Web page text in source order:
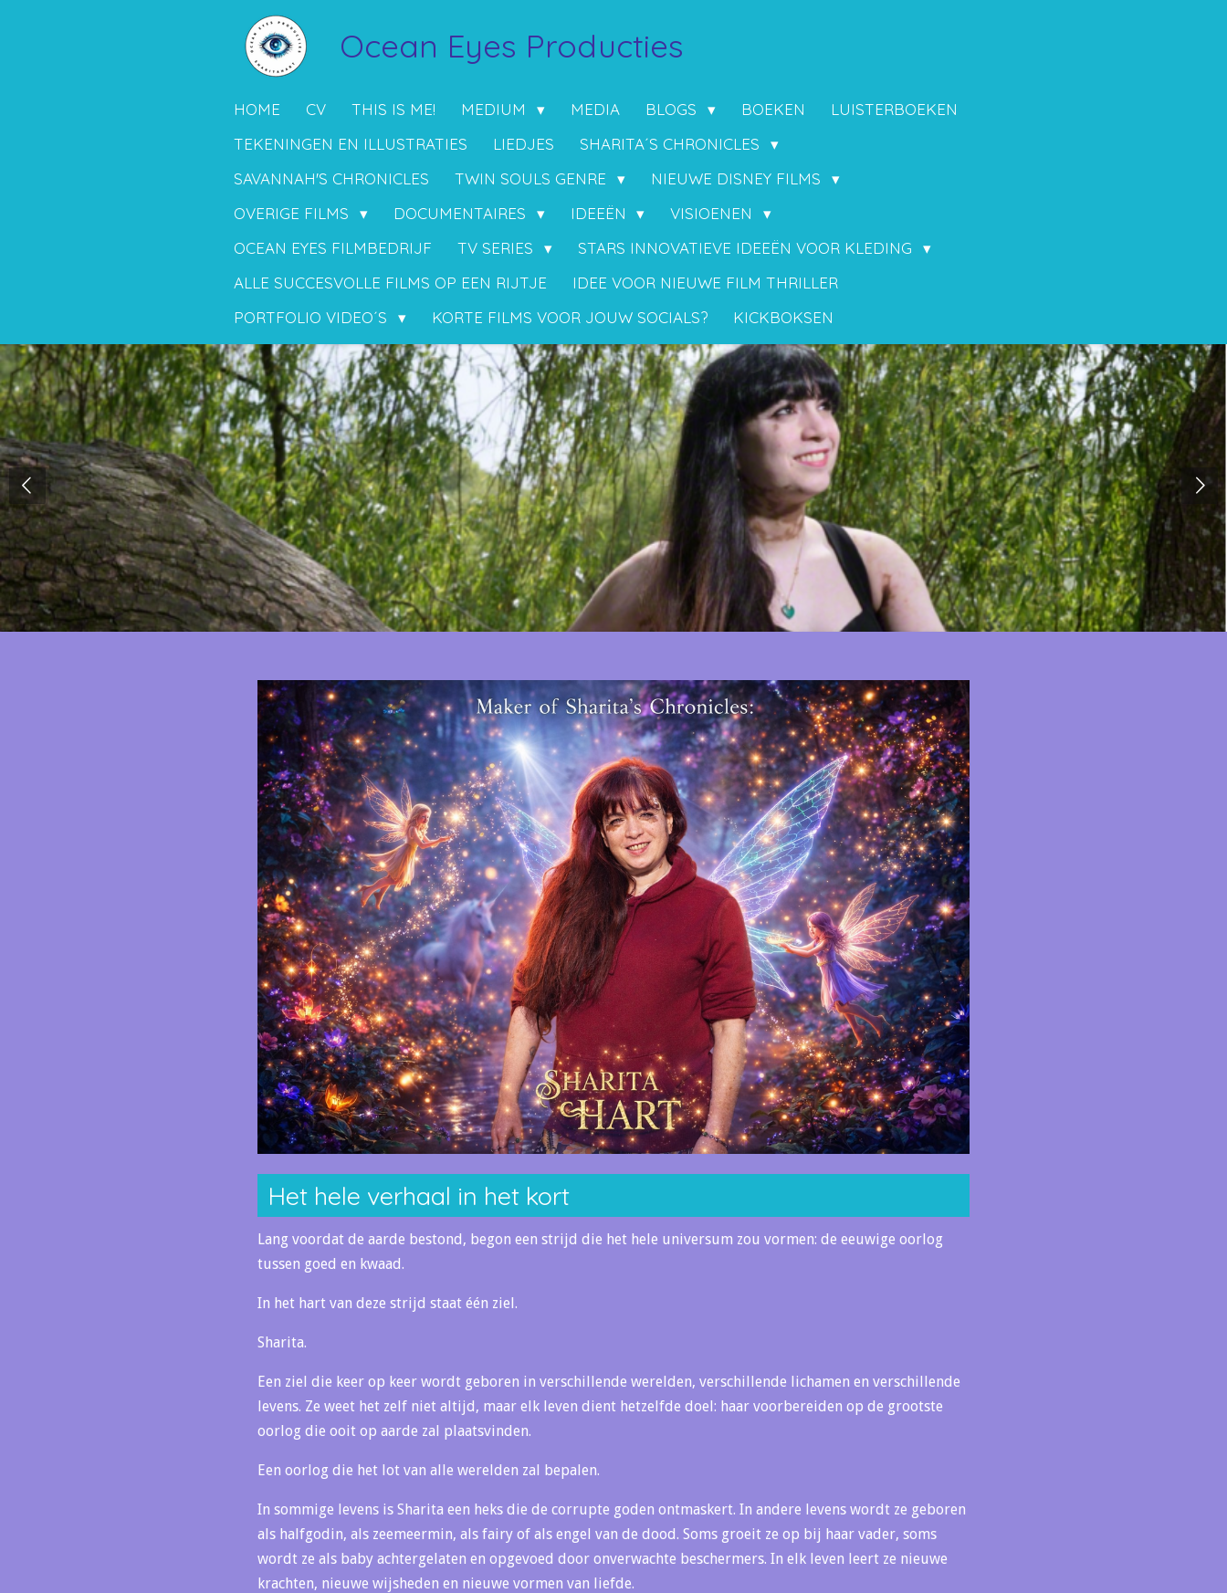
Ocean Eyes Producties
HOME CV THIS IS ME! MEDIUM MEDIA BLOGS BOEKEN
LUISTERBOEKEN
TEKENINGEN EN ILLUSTRATIES
LIEDJES
SHARITA´S CHRONICLES
SAVANNAH'S CHRONICLES
TWIN SOULS GENRE
NIEUWE DISNEY FILMS
OVERIGE FILMS
DOCUMENTAIRES IDEEËN
VISIOENEN
OCEAN EYES FILMBEDRIJF
TV SERIES
STARS INNOVATIEVE IDEEËN VOOR KLEDING
ALLE SUCCESVOLLE FILMS OP EEN RIJTJE
IDEE VOOR NIEUWE FILM THRILLER
PORTFOLIO VIDEO´S
KORTE FILMS VOOR JOUW SOCIALS? KICKBOKSEN
Het hele verhaal in het kort
Lang voordat de aarde bestond, begon een strijd die het hele universum zou vormen: de eeuwige oorlog
tussen goed en kwaad.
In het hart van deze strijd staat één ziel.
Sharita.
Een ziel die keer op keer wordt geboren in verschillende werelden, verschillende lichamen en verschillende
levens. Ze weet het zelf niet altijd, maar elk leven dient hetzelfde doel: haar voorbereiden op de grootste
oorlog die ooit op aarde zal plaatsvinden.
Een oorlog die het lot van alle werelden zal bepalen.
In sommige levens is Sharita een heks die de corrupte goden ontmaskert. In andere levens wordt ze geboren
als halfgodin, als zeemeermin, als fairy of als engel van de dood. Soms groeit ze op bij haar vader, soms
wordt ze als baby achtergelaten en opgevoed door onverwachte beschermers. In elk leven leert ze nieuwe
krachten, nieuwe wijsheden en nieuwe vormen van liefde.